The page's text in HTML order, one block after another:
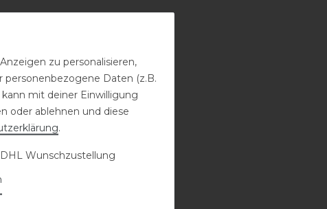
zu personalisieren,
personenbezogene Daten (z.B.
mit deiner Einwilligung
oder ablehnen und diese
.
DHL Wunschzustellung